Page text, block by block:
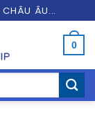
ÂU...
0